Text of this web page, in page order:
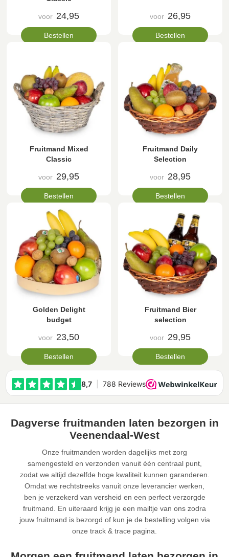
voor 24,95
Bestellen
voor 26,95
Bestellen
Fruitmand Mixed
Classic
voor 29,95
Bestellen
Fruitmand Daily
Selection
voor 28,95
Bestellen
Golden Delight
budget
voor 23,50
Bestellen
Fruitmand Bier
selection
voor 29,95
Bestellen
Dagverse fruitmanden laten bezorgen in
Veenendaal-West
Onze fruitmanden worden dagelijks met zorg
samengesteld en verzonden vanuit één centraal punt,
zodat we altijd dezelfde hoge kwaliteit kunnen garanderen.
Omdat we rechtstreeks vanuit onze leverancier werken,
ben je verzekerd van versheid en een perfect verzorgde
fruitmand. En uiteraard krijg je een mailtje van ons zodra
jouw fruitmand is bezorgd of kun je de bestelling volgen via
onze track & trace pagina.